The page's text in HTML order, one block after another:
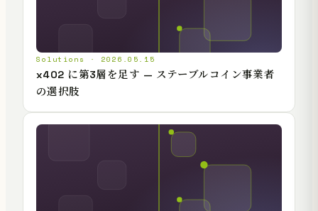
Solutions · 2026.05.15
x402 に第3層を足す — ステーブルコイン事業者
の選択肢